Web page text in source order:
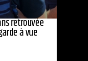
retrouvée
à vue